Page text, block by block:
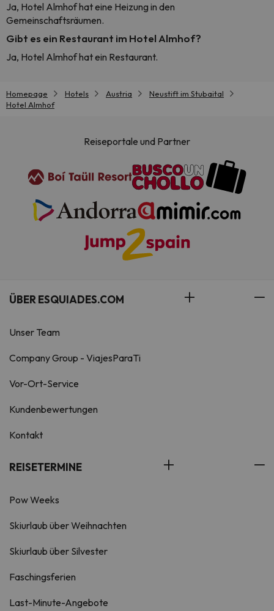
Ja, Hotel Almhof hat eine Heizung in den
Gemeinschaftsräumen.
Gibt es ein Restaurant im Hotel Almhof?
Ja, Hotel Almhof hat ein Restaurant.
Homepage Hotels Austria
Neustift im Stubaital
Hotel Almhof
Reiseportale und Partner
ÜBER ESQUIADES.COM
Unser Team
Company Group - ViajesParaTi
Vor-Ort-Service
Kundenbewertungen
Kontakt
REISETERMINE
Pow Weeks
Skiurlaub über Weihnachten
Skiurlaub über Silvester
Faschingsferien
Last-Minute-Angebote